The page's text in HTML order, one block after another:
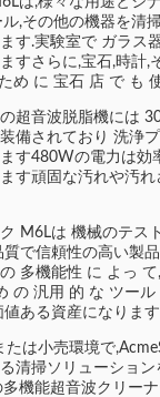
,その他の機器を清
す.実験室で ガラス
すさらに,宝石,時計,
め に 宝石 店 で も
超音波脱脂機には
備されており 洗浄
す480Wの電力は効
す頑固な汚れや汚れ
M6Lは 機械のテス
質で信頼性の高い製
多機能性 に よっ
の 汎用 的 な ツー
値ある資産になります
たは小売環境で
清掃ソリューショ
機能超音波クリー